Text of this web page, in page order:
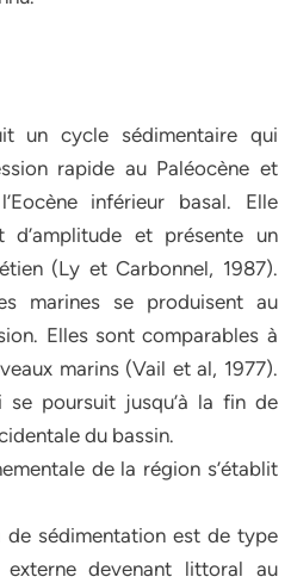
un cycle sédimentaire qui
rapide au Paléocène et
inférieur basal. Elle
d’amplitude et présente un
(Ly et Carbonnel, 1987).
marines se produisent au
Elles sont comparables à
marins (Vail et al, 1977).
poursuit jusqu’à la fin de
du bassin.
de la région s’établit
de sédimentation est de type
devenant littoral au